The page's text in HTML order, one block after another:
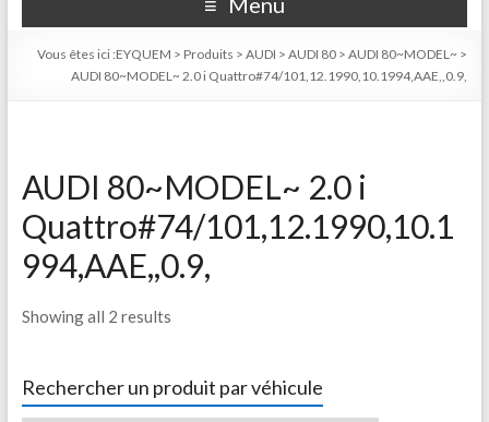
Vous êtes ici :EYQUEM > Produits >AUDI >AUDI 80 >AUDI 80~MODEL~ >
AUDI 80~MODEL~ 2.0 i Quattro#74/101,12.1990,10.1994,AAE,,0.9,
AUDI 80~MODEL~ 2.0 i
Quattro#74/101,12.1990,10.1
994,AAE,,0.9,
Showing all 2 results
Rechercher un produit par véhicule